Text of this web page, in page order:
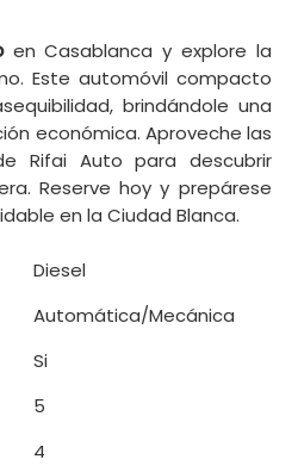
en Casablanca y explore la
Este automóvil compacto
brindándole una
económica. Aproveche las
Rifai Auto para descubrir
Reserve hoy y prepárese
en la Ciudad Blanca.
Diesel
Automática/Mecánica
Si
5
4